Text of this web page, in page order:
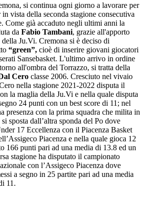
si continua ogni giorno a lavorare per
vista della seconda stagione consecutiva
Come già accaduto negli ultimi anni la
da Fabio Tambani, grazie all'apporto
Ju.Vi. Cremona si è deciso di
“green”, cioè di inserire giovani giocatori
Sansebasket. L'ultimo arrivo in ordine
all'ombra del Torrazzo, si tratta della
Cero classe 2006. Cresciuto nel vivaio
nella stagione 2021-2022 disputa il
la maglia della Ju.Vi e nella quale disputa
24 punti con un best score di 11; nel
presenza con la prima squadra che milita in
sposta dall’altra sponda del Po dove
17 Eccellenza con il Piacenza Basket
Piacenza e nella quale gioca 12
166 punti pari ad una media di 13.8 ed un
stagione ha disputato il campionato
con l’Assigeco Piacenza dove
a segno in 25 partite pari ad una media
11.